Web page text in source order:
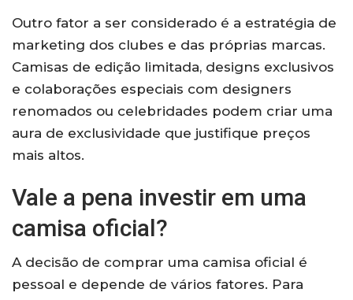
Outro fator a ser considerado é a estratégia de
marketing dos clubes e das próprias marcas.
Camisas de edição limitada, designs exclusivos
e colaborações especiais com designers
renomados ou celebridades podem criar uma
aura de exclusividade que justifique preços
mais altos.
Vale a pena investir em uma
camisa oficial?
A decisão de comprar uma camisa oficial é
pessoal e depende de vários fatores. Para